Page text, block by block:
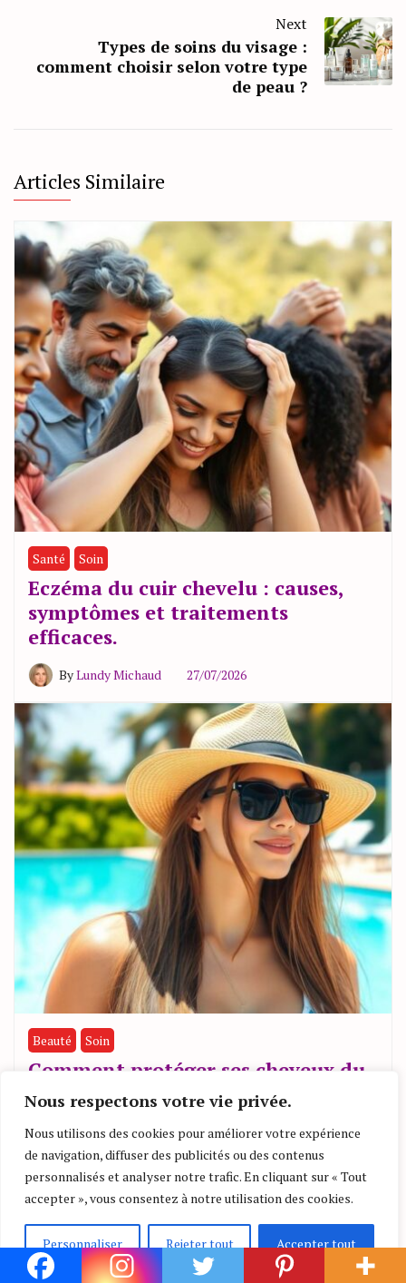
Nous respectons votre vie privée.
Nous utilisons des cookies pour améliorer votre expérience
de navigation, diffuser des publicités ou des contenus
personnalisés et analyser notre trafic. En cliquant sur « Tout
accepter », vous consentez à notre utilisation des cookies.
Personnaliser Rejeter tout Accepter tout
Next
Types de soins du visage :
comment choisir selon votre type
de peau ?
Articles Similaire
Santé Soin
Eczéma du cuir chevelu : causes,
symptômes et traitements
efficaces.
ByLundy Michaud 27/07/2026
Beauté Soin
Comment protéger ses cheveux du
chlore ?
BySahar Hafizah 03/08/2026
Laisser un commentaire